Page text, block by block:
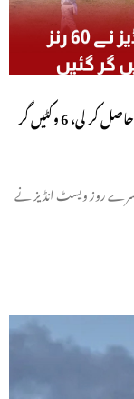
پاکستان کے خلاف ویسٹ انڈیز نے 60 رنز کی برتری حاصل کر لی، 6 وکٹیں گر
روز ویسٹ انڈیز نے